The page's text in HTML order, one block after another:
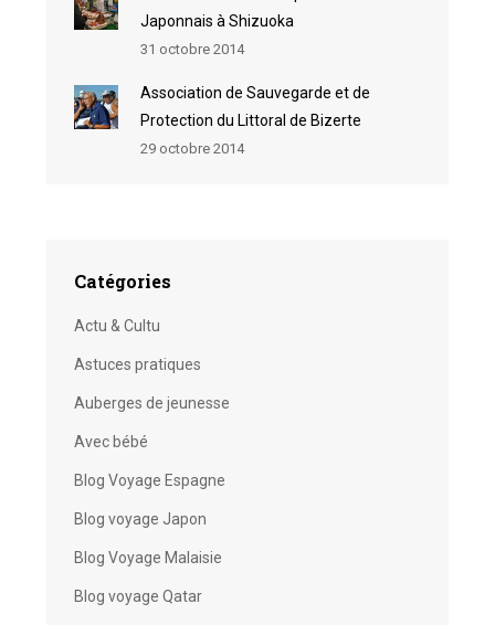
Japonnais à Shizuoka
31 octobre 2014
Association de Sauvegarde et de
Protection du Littoral de Bizerte
29 octobre 2014
Catégories
Actu & Cultu
Astuces pratiques
Auberges de jeunesse
Avec bébé
Blog Voyage Espagne
Blog voyage Japon
Blog Voyage Malaisie
Blog voyage Qatar